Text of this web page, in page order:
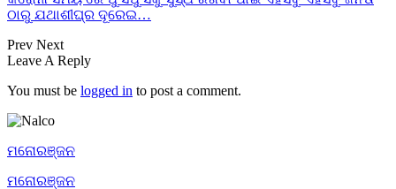
ଠାରୁ ଯଥାଶୀଘ୍ର ଦୂରେଇ…
Prev Next
Leave A Reply
You must be logged in to post a comment.
ମନୋରଞ୍ଜନ
ମନୋରଞ୍ଜନ